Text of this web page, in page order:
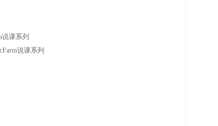
说课系列
说课系列